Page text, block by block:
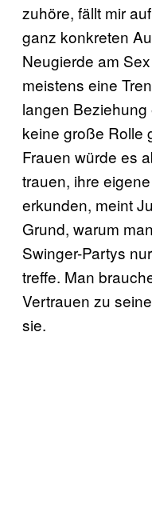
zuhöre, fällt mir
ganz konkreten
Neugierde am
meistens eine
langen
keine große Rolle
Frauen würde es
trauen, ihre
erkunden, meint
Grund, warum
Swinger-Partys
treffe. Man
Vertrauen zu
sie.